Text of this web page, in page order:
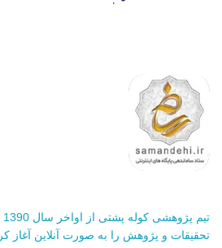
تحقیقات و پژوهش را به صورت آنلاین آغاز